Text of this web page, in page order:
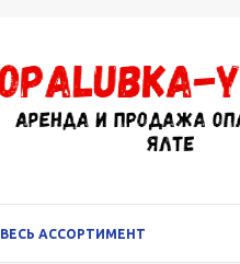
ВЕСЬ АССОРТИМЕНТ